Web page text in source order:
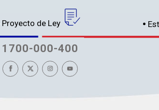
Proyecto de Ley
1700-000-400